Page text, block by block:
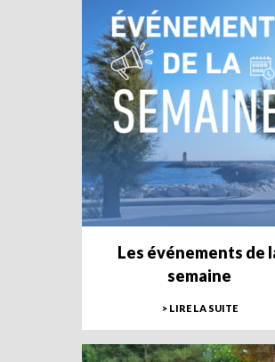
Les événements de
semaine
> LIRE LA SUITE